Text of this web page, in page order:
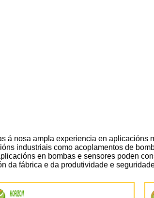
á nosa ampla experiencia en aplicacións
industriais como acoplamentos de
en bombas e sensores poden
da fábrica e da produtividade e